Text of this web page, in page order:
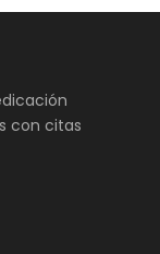
con citas